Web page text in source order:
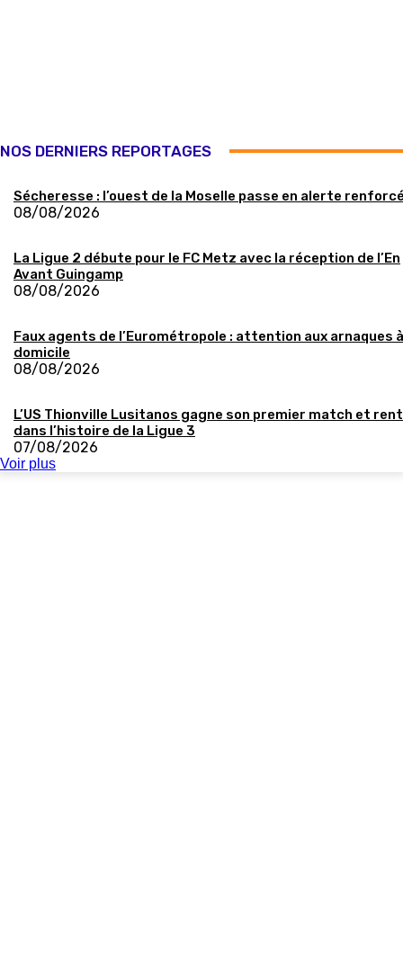
NOS DERNIERS REPORTAGES
Sécheresse : l’ouest de la Moselle passe en alerte
08/08/2026
La Ligue 2 débute pour le FC Metz avec la réception de l’En
Avant Guingamp
08/08/2026
Faux agents de l’Eurométropole : attention aux arnaques à
domicile
08/08/2026
L’US Thionville Lusitanos gagne son premier match et
dans l’histoire de la Ligue 3
07/08/2026
Voir plus